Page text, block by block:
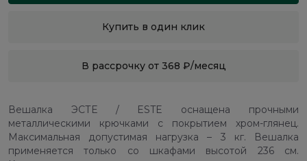
Купить в один клик
В рассрочку от 368 ₽/месяц
Вешалка ЭСТЕ / ESTE оснащена прочными
металлическими крючками с покрытием хром-глянец.
Максимальная допустимая нагрузка – 3 кг. Вешалка
применяется только со шкафами высотой 236 см.